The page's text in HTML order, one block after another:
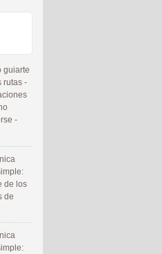
guiarte
rutas -
-
de los
de